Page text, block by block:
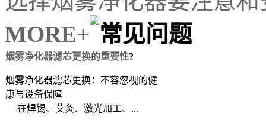
MORE+
烟雾净化器滤芯更换的重要性?
烟雾净化器滤芯更换：不容忽视的健
康与设备保障
在焊锡、艾灸、激光加工、...